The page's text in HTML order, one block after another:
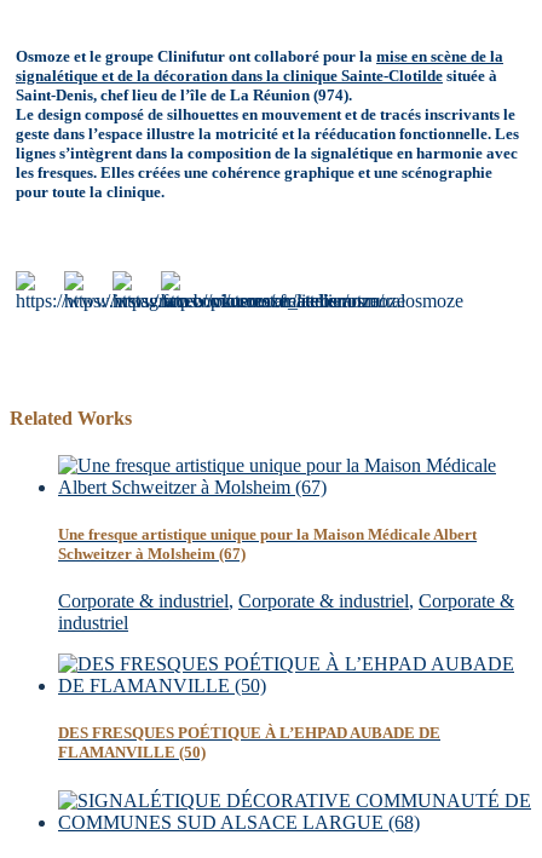
Osmoze et le groupe Clinifutur ont collaboré pour la mise en scène de la
signalétique et de la décoration dans la clinique Sainte-Clotilde située à
Saint-Denis, chef lieu de l’île de La Réunion (974).
Le design composé de silhouettes en mouvement et de tracés inscrivants le
geste dans l’espace illustre la motricité et la rééducation fonctionnelle. Les
lignes s’intègrent dans la composition de la signalétique en harmonie avec
les fresques. Elles créées une cohérence graphique et une scénographie
pour toute la clinique.
Related Works
Une fresque artistique unique pour la Maison Médicale Albert
Schweitzer à Molsheim (67)
Corporate & industriel, Corporate & industriel, Corporate &
industriel
DES FRESQUES POÉTIQUE À L’EHPAD AUBADE DE
FLAMANVILLE (50)